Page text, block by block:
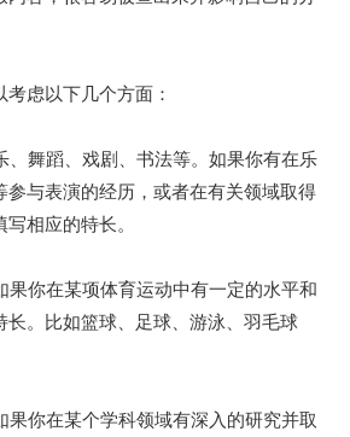
虑以下几个方面：
、舞蹈、戏剧、书法等。如果你有在乐
参与表演的经历，或者在有关领域取得
相应的特长。
果你在某项体育运动中有一定的水平和
长。比如篮球、足球、游泳、羽毛球
果你在某个学科领域有深入的研究并取